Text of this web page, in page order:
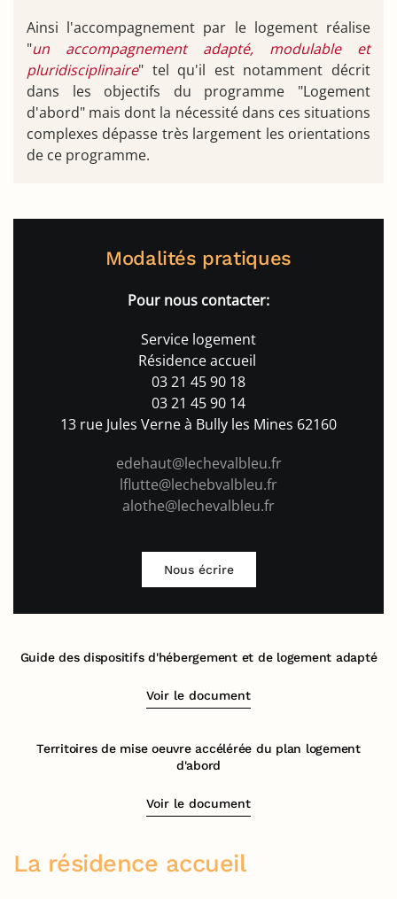
Ainsi l'accompagnement par le logement réalise
"un accompagnement adapté, modulable et
pluridisciplinaire" tel qu'il est notamment décrit
dans les objectifs du programme "Logement
d'abord" mais dont la nécessité dans ces situations
complexes dépasse très largement les orientations
de ce programme.
Modalités pratiques
Pour nous contacter:
Service logement
Résidence accueil
03 21 45 90 18
03 21 45 90 14
13 rue Jules Verne à Bully les Mines 62160
edehaut@lechevalbleu.fr
lflutte@lechebvalbleu.fr
alothe@lechevalbleu.fr
Nous écrire
Guide des dispositifs d'hébergement et de logement adapté
Voir le document
Territoires de mise oeuvre accélérée du plan logement
d'abord
Voir le document
La résidence accueil